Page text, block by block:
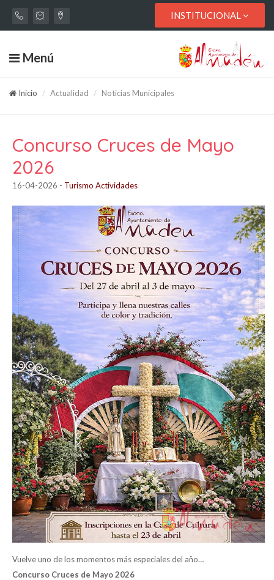
INSTITUCIONAL
Menú
Inicio Actualidad Noticias Municipales
Concurso Cruces de Mayo
2026
16-04-2026 - Turismo Actividades
Vuelve uno de los momentos más especiales del año…
Concurso Cruces de Mayo 2026